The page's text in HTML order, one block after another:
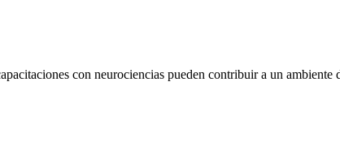
con neurociencias pueden contribuir a un